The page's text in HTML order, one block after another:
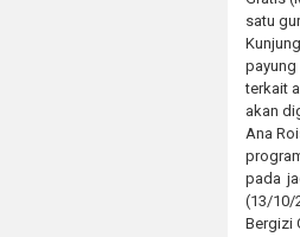
satu
payung
terkait
akan
Ana
pada
(13/10/
Bergizi